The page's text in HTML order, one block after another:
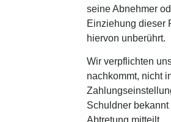
seine Abnehmer
Einziehung dieser
hiervon unberührt.
Wir verpflichten
nachkommt, nicht
Schuldner